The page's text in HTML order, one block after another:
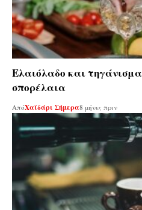
Ελαιόλαδο και
σπορέλαια
ΑπόΧαϊδάρι Σήμερα8 μήνες πριν